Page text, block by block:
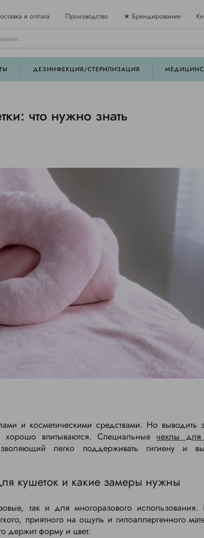
и оплата Производство ★ Брендирование
ДЕЗИНФЕКЦИЯ/СТЕРИЛИЗАЦИЯ
что нужно знать
и косметическими средствами. Но выводить
впитываются. Специальные чехлы для
легко поддерживать гигиену и
кушеток и какие замеры нужны
так и для многоразового
приятного на ощупь и гипоаллергенного
держит форму и цвет.